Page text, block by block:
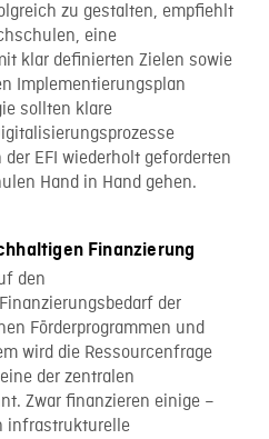
zu gestalten, empfiehlt
eine
klar definierten Zielen sowie
Implementierungsplan
sollten klare
EFI wiederholt geforderten
Hand in Hand gehen.
Finanzierung
den
der
Förderprogrammen und
wird die Ressourcenfrage
der zentralen
Zwar finanzieren einige –
infrastrukturelle